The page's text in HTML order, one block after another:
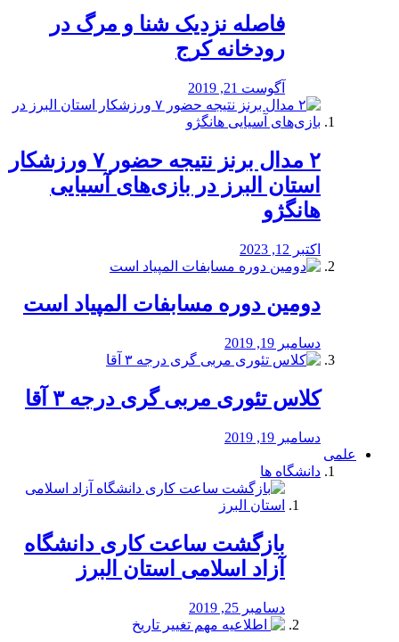
️فاصله نزدیک شنا و مرگ در
رودخانه کرج
آگوست 21, 2019
۲ مدال برنز نتیجه حضور ۷ ورزشکار
استان البرز در بازی‌های آسیایی
هانگژو
اکتبر 12, 2023
دومین دوره مسابفات المپیاد است
دسامبر 19, 2019
کلاس تئوری مربی گری درجه ۳ آقا
دسامبر 19, 2019
علمی
دانشگاه ها
بازگشت ساعت کاری دانشگاه
آزاد اسلامی استان البرز
دسامبر 25, 2019